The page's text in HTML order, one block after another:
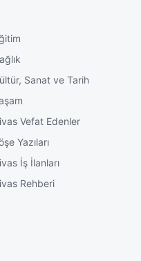
Sanat ve Tarih
Vefat Edenler
Yazıları
İş İlanları
Rehberi